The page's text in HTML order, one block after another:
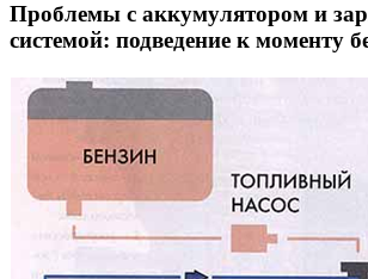
Проблемы с аккумулятором и
системой: подведение к моменту